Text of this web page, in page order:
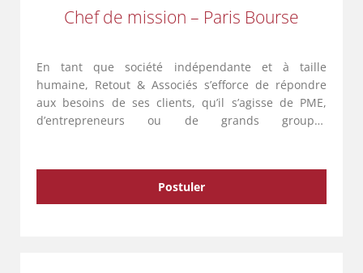
Chef de mission – Paris Bourse
En tant que société indépendante et à taille
humaine, Retout & Associés s’efforce de répondre
aux besoins de ses clients, qu’il s’agisse de PME,
d’entrepreneurs ou de grands groupes
Postuler